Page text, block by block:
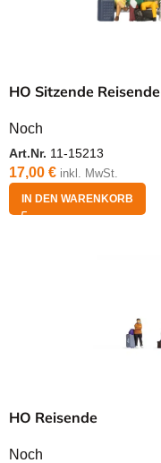
HO Sitzende Reisende
Noch
Art.Nr. 11-15213
17,00 € inkl. MwSt.
IN DEN WARENKORB
HO Reisende
Noch